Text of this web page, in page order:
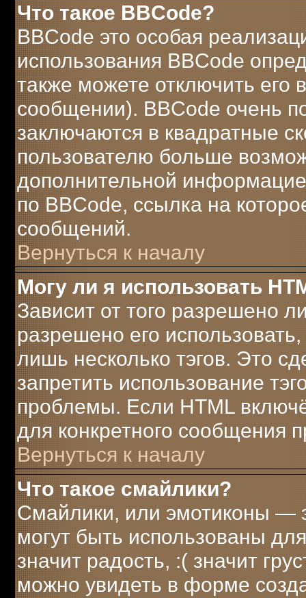
Что такое BBCode?
BBCode это особая
использования BBCode
также можете отключить
сообщении). BBCode очень
заключаются в квадратные
пользователю больше
дополнительной
по BBCode, ссылка на
сообщений.
Вернуться к началу
Могу ли я использовать
Зависит от того разрешено
разрешено его
лишь несколько тэгов. Это
запретить использование
проблемы. Если HTML
для конкретного сообщения
Вернуться к началу
Что такое смайлики?
Смайлики, или эмотиконы —
могут быть использованы
значит радость, :( значит
можно увидеть в форме